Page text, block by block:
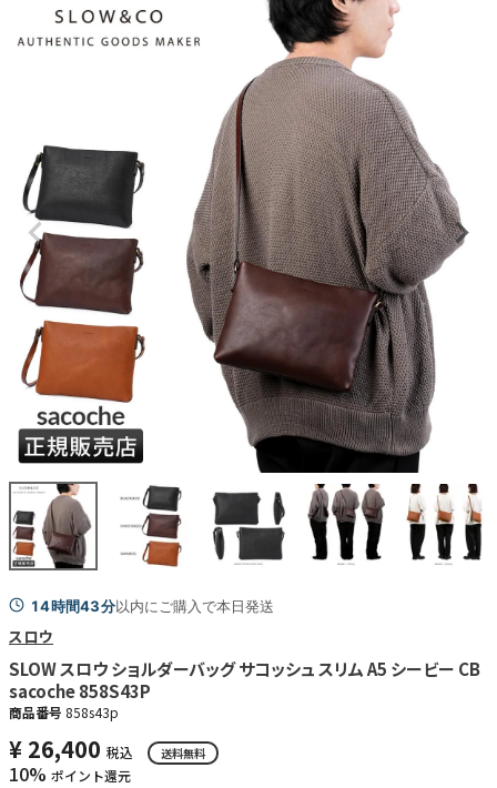
14時間43分以内にご購入で本日発送
スロウ
SLOW スロウ ショルダーバッグ サコッシュ スリム A5 シービー CB
sacoche 858S43P
商品番号 858s43p
¥ 26,400 税込 送料無料
10% ポイント還元